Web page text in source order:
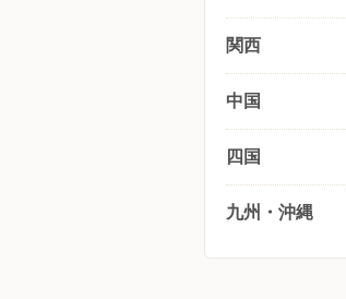
関西
中国
四国
九州・沖縄